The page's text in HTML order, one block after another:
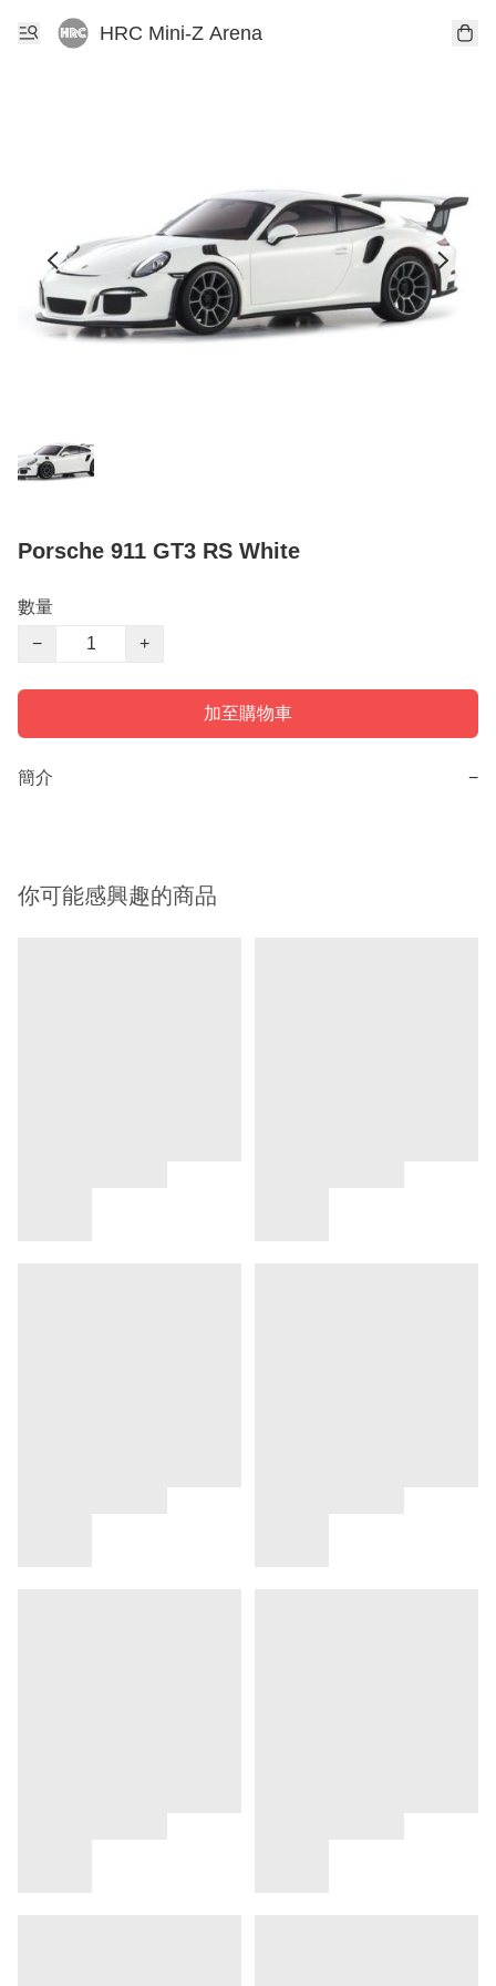
HRC Mini-Z Arena
Porsche 911 GT3 RS White
數量
−
+
加至購物車
簡介 −
你可能感興趣的商品